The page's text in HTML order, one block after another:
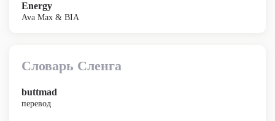
Energy
Ava Max & BIA
Словарь Сленга
buttmad
перевод